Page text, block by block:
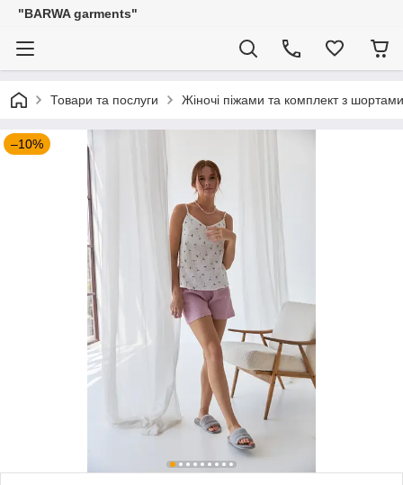
"BARWA garments"
Товари та послуги Жіночі піжами та комплект з шортами
–10%